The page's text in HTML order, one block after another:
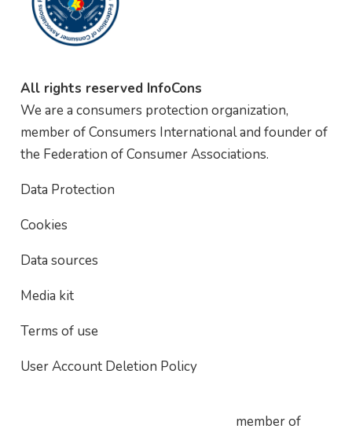
All rights reserved InfoCons
We are a consumers protection organization,
member of Consumers International and founder of
the Federation of Consumer Associations.
Data Protection
Cookies
Data sources
Media kit
Terms of use
User Account Deletion Policy
member of